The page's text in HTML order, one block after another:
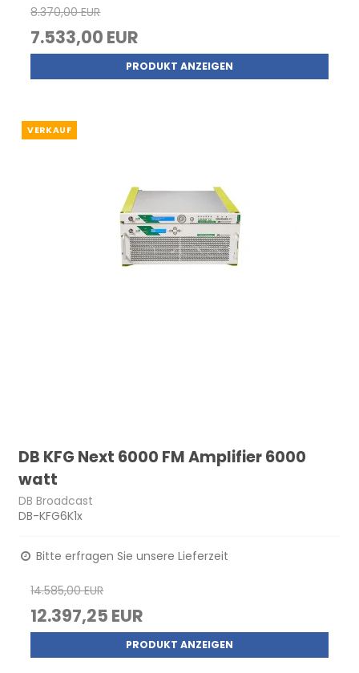
8.370,00 EUR
7.533,00 EUR
PRODUKT ANZEIGEN
VERKAUF
DB KFG Next 6000 FM Amplifier 6000
watt
DB Broadcast
DB-KFG6K1x
Bitte erfragen Sie unsere Lieferzeit
14.585,00 EUR
12.397,25 EUR
PRODUKT ANZEIGEN